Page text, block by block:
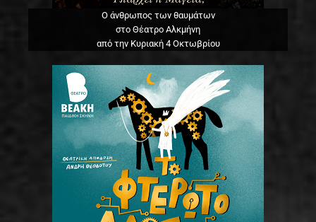
Ο άνθρωπος των θαυμάτων
στο Θέατρο Αλκμήνη
από την Κυριακή 4 Οκτωβρίου